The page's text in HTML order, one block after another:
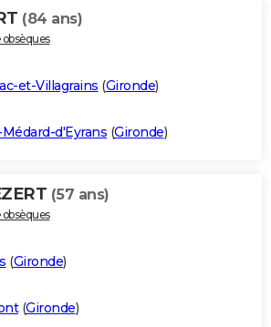
(84 ans)
et-Villagrains (Gironde)
d'Eyrans (Gironde)
(57 ans)
(Gironde)
(Gironde)